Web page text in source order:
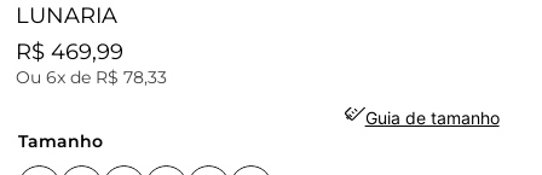
LUNARIA
R$ 469,99
Ou 6x de R$ 78,33
Guia de tamanho
tamanho